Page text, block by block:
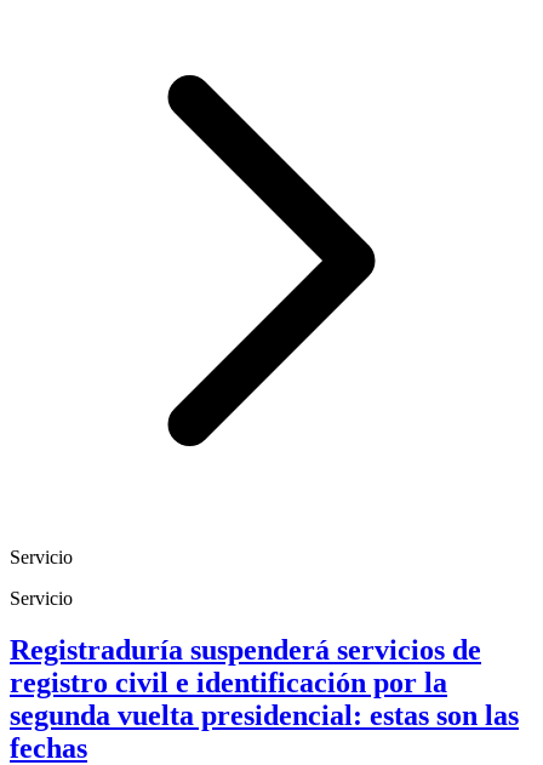
Servicio
Servicio
Registraduría suspenderá servicios de
registro civil e identificación por la
segunda vuelta presidencial: estas son las
fechas